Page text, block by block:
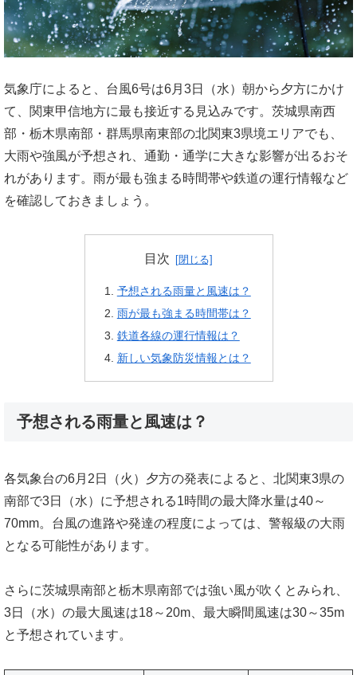
気象庁によると、台風6号は6月3日（水）朝から夕方にかけ
て、関東甲信地方に最も接近する見込みです。茨城県南西
部・栃木県南部・群馬県南東部の北関東3県境エリアでも、
大雨や強風が予想され、通勤・通学に大きな影響が出るおそ
れがあります。雨が最も強まる時間帯や鉄道の運行情報など
を確認しておきましょう。
目次
予想される雨量と風速は？
雨が最も強まる時間帯は？
鉄道各線の運行情報は？
新しい気象防災情報とは？
予想される雨量と風速は？
各気象台の6月2日（火）夕方の発表によると、北関東3県の
南部で3日（水）に予想される1時間の最大降水量は40～
70mm。台風の進路や発達の程度によっては、警報級の大雨
となる可能性があります。
さらに茨城県南部と栃木県南部では強い風が吹くとみられ、
3日（水）の最大風速は18～20m、最大瞬間風速は30～35m
と予想されています。